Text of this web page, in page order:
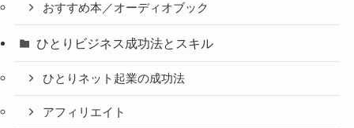
おすすめ本／オーディオブック
ひとりビジネス成功法とスキル
ひとりネット起業の成功法
アフィリエイト